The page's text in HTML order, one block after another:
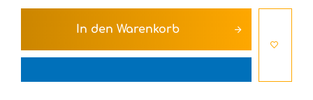
In den Warenkorb